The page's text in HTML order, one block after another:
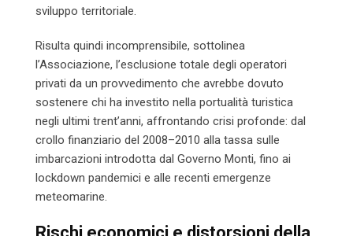
sviluppo territoriale.
Risulta quindi incomprensibile, sottolinea
l’Associazione, l’esclusione totale degli operatori
privati da un provvedimento che avrebbe dovuto
sostenere chi ha investito nella portualità turistica
negli ultimi trent’anni, affrontando crisi profonde: dal
crollo finanziario del 2008–2010 alla tassa sulle
imbarcazioni introdotta dal Governo Monti, fino ai
lockdown pandemici e alle recenti emergenze
meteomarine.